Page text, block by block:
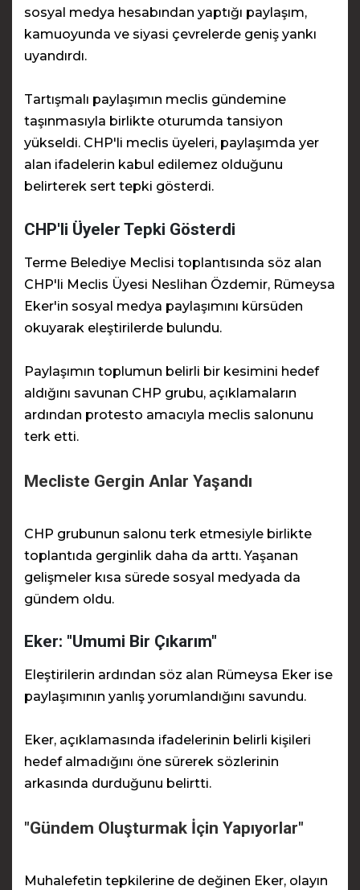
sosyal medya hesabından yaptığı paylaşım,
kamuoyunda ve siyasi çevrelerde geniş yankı
uyandırdı.
Tartışmalı paylaşımın meclis gündemine
taşınmasıyla birlikte oturumda tansiyon
yükseldi. CHP'li meclis üyeleri, paylaşımda yer
alan ifadelerin kabul edilemez olduğunu
belirterek sert tepki gösterdi.
CHP'li Üyeler Tepki Gösterdi
Terme Belediye Meclisi toplantısında söz alan
CHP'li Meclis Üyesi Neslihan Özdemir, Rümeysa
Eker'in sosyal medya paylaşımını kürsüden
okuyarak eleştirilerde bulundu.
Paylaşımın toplumun belirli bir kesimini hedef
aldığını savunan CHP grubu, açıklamaların
ardından protesto amacıyla meclis salonunu
terk etti.
Mecliste Gergin Anlar Yaşandı
CHP grubunun salonu terk etmesiyle birlikte
toplantıda gerginlik daha da arttı. Yaşanan
gelişmeler kısa sürede sosyal medyada da
gündem oldu.
Eker: "Umumi Bir Çıkarım"
Eleştirilerin ardından söz alan Rümeysa Eker ise
paylaşımının yanlış yorumlandığını savundu.
Eker, açıklamasında ifadelerinin belirli kişileri
hedef almadığını öne sürerek sözlerinin
arkasında durduğunu belirtti.
"Gündem Oluşturmak İçin Yapıyorlar"
Muhalefetin tepkilerine de değinen Eker, olayın